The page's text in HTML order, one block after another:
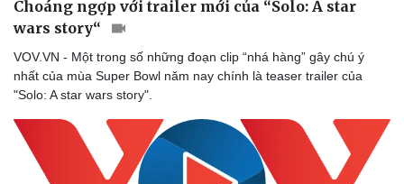
Choáng ngợp với trailer mới của “Solo: A star
wars story“
VOV.VN - Một trong số những đoạn clip “nhá hàng” gây chú ý
nhất của mùa Super Bowl năm nay chính là teaser trailer của
"Solo: A star wars story".